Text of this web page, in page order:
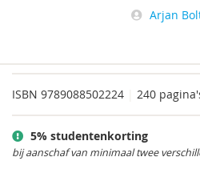
Arjan
ISBN 9789088502224 240
5% studentenkorting
bij aanschaf van minimaal twee